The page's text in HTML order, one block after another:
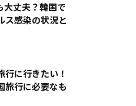
大丈夫？韓国で
ス感染の状況と
に行きたい！
旅行に必要なも